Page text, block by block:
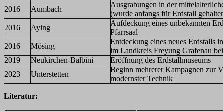
2016
Aumbach
Ausgrabungen in der
(wurde anfangs für Erdstall
2016
Aying
Aufdeckung eines unbekannten
Pfarrsaal
2016
Mösing
Entdeckung eines neues Erdstalls
im Landkreis Freyung Grafenau
2019
Neukirchen-Balbini
Eröffnung des Erdstallmuseums
2023
Unterstetten
Beginn mehrerer Kampagnen zur
modernster Technik
Literatur: